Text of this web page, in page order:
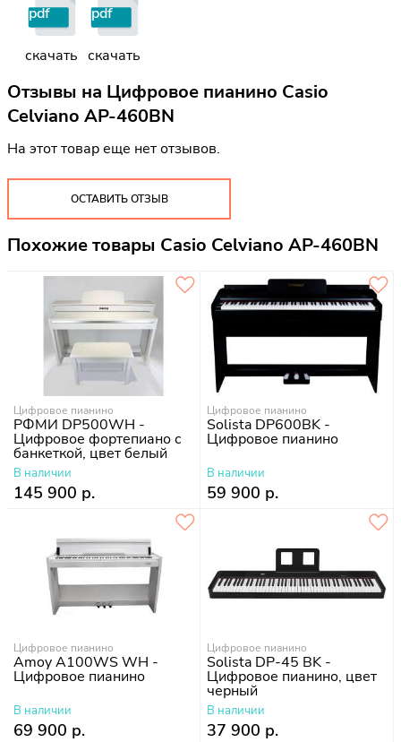
pdf
скачать
pdf
скачать
Отзывы на Цифровое пианино Casio
Celviano AP-460BN
На этот товар еще нет отзывов.
ОСТАВИТЬ ОТЗЫВ
Похожие товары Casio Celviano AP-460BN
Цифровое пианино
РФМИ DP500WH -
Цифровое фортепиано с
банкеткой, цвет белый
В наличии
145 900 р.
Цифровое пианино
Solista DP600BK -
Цифровое пианино
В наличии
59 900 р.
Цифровое пианино
Amoy A100WS WH -
Цифровое пианино
В наличии
69 900 р.
Цифровое пианино
Solista DP-45 BK -
Цифровое пианино, цвет
черный
В наличии
37 900 р.